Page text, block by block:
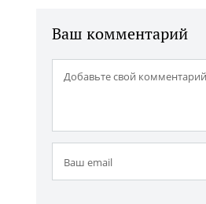
Ваш комментарий